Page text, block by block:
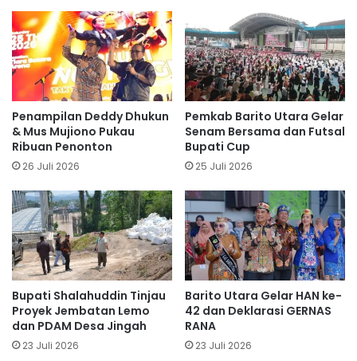
Penampilan Deddy Dhukun
& Mus Mujiono Pukau
Ribuan Penonton
26 Juli 2026
Pemkab Barito Utara Gelar
Senam Bersama dan Futsal
Bupati Cup
25 Juli 2026
Bupati Shalahuddin Tinjau
Proyek Jembatan Lemo
dan PDAM Desa Jingah
23 Juli 2026
Barito Utara Gelar HAN ke-
42 dan Deklarasi GERNAS
RANA
23 Juli 2026